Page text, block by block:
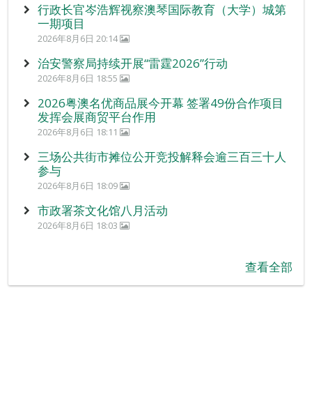
行政长官岑浩辉视察澳琴国际教育（大学）城第
一期项目
2026年8月6日 20:14
治安警察局持续开展“雷霆2026”行动
2026年8月6日 18:55
2026粤澳名优商品展今开幕 签署49份合作项目
发挥会展商贸平台作用
2026年8月6日 18:11
三场公共街市摊位公开竞投解释会逾三百三十人
参与
2026年8月6日 18:09
市政署茶文化馆八月活动
2026年8月6日 18:03
查看全部